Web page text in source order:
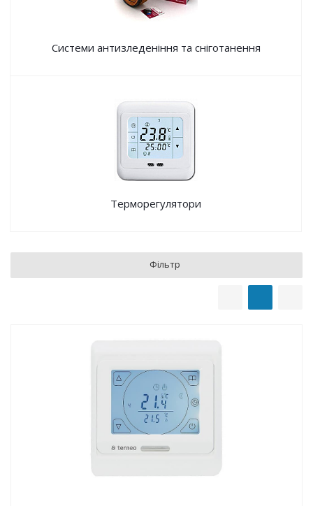
Системи антизледеніння та сніготанення
Терморегулятори
Фільтр